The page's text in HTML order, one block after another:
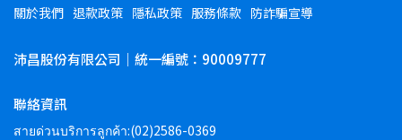
關於我們 退款政策 隱私政策 服務條款 防詐騙宣導
沛昌股份有限公司｜統一編號：90009777
聯絡資訊
สายด่วนบริการลูกค้า:(02)2586-0369